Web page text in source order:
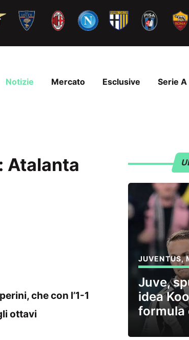
Notizie Mercato Esclusive Serie A
Atalanta
che con l’1-1
ottavi
JUVENTUS,
Juve,
idea
formula